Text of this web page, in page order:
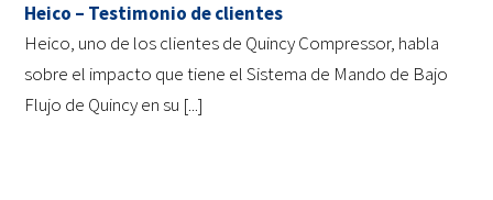
Heico – Testimonio de clientes
Heico, uno de los clientes de Quincy Compressor, habla
sobre el impacto que tiene el Sistema de Mando de Bajo
Flujo de Quincy en su [...]